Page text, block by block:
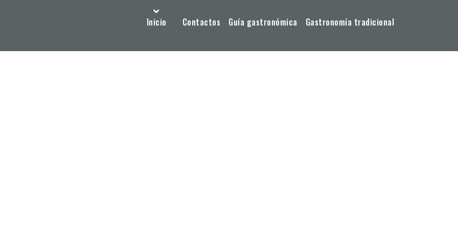
Inicio Contactos Guía gastronómica Gastronomía tradicional